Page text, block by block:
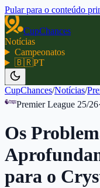
Pular para o conteúdo
CupChances
Notícias
Campeonatos
🇧🇷PT
CupChances/Notícias/
Premier League 25/26·
Os
para o